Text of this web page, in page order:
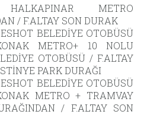
METRO
/ F.ALTAY SON DURAK
BELEDİYE OTOBÜSÜ
METRO+ 10 NOLU
OTOBÜSÜ / F.ALTAY
PARK DURAĞI
BELEDİYE OTOBÜSÜ
METRO + TRAMVAY
/ F.ALTAY SON